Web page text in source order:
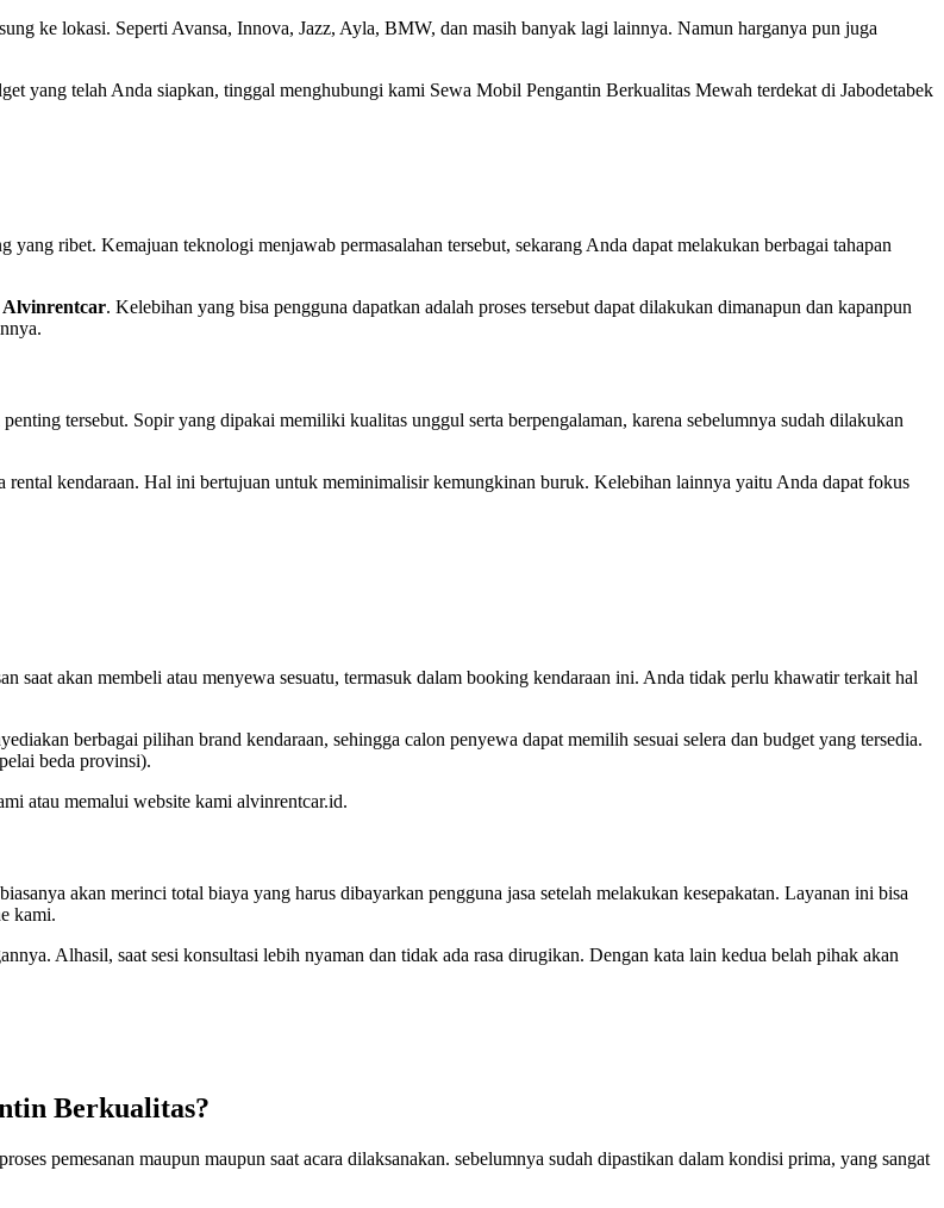
ke lokasi. Seperti Avansa, Innova, Jazz, Ayla, BMW, dan masih banyak lagi lainnya. Namun harganya pun juga
yang telah Anda siapkan, tinggal menghubungi kami Sewa Mobil Pengantin Berkualitas Mewah terdekat di Jabodetabek
ribet. Kemajuan teknologi menjawab permasalahan tersebut, sekarang Anda dapat melakukan berbagai tahapan
Alvinrentcar. Kelebihan yang bisa pengguna dapatkan adalah proses tersebut dapat dilakukan dimanapun dan kapanpun
tersebut. Sopir yang dipakai memiliki kualitas unggul serta berpengalaman, karena sebelumnya sudah dilakukan
rental kendaraan. Hal ini bertujuan untuk meminimalisir kemungkinan buruk. Kelebihan lainnya yaitu Anda dapat fokus
saat akan membeli atau menyewa sesuatu, termasuk dalam booking kendaraan ini. Anda tidak perlu khawatir terkait hal
berbagai pilihan brand kendaraan, sehingga calon penyewa dapat memilih sesuai selera dan budget yang tersedia.
beda provinsi).
atau memalui website kami alvinrentcar.id.
biasanya akan merinci total biaya yang harus dibayarkan pengguna jasa setelah melakukan kesepakatan. Layanan ini bisa
kami.
Alhasil, saat sesi konsultasi lebih nyaman dan tidak ada rasa dirugikan. Dengan kata lain kedua belah pihak akan
Berkualitas?
pemesanan maupun maupun saat acara dilaksanakan. sebelumnya sudah dipastikan dalam kondisi prima, yang sangat